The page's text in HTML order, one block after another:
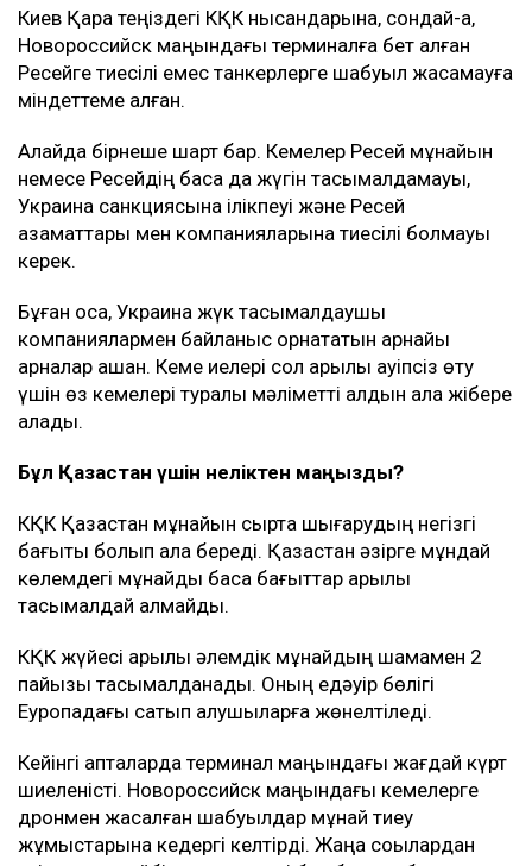
Иран Ормуз бұғазын ашу үшін АҚШ-қа бірқатар шарт
қойды
Мән-жайы
Басылым деректеріне сүйенсек, мұндай келісім
АҚШ-тың жоғары лауазымды өкілдері мен Украина
басшылығы арасындағы келіссөздерден кейін
жасалған.
Новороссийск маңындағы терминалға бет алған
Ресейге тиесілі емес танкерлерге шабуыл жасамауға
міндеттеме алған.
Алайда бірнеше шарт бар. Кемелер Ресей мұнайын
Украина санкциясына ілікпеуі және Ресей
керек.
Бұған қоса, Украина жүк тасымалдаушы
компаниялармен байланыс орнататын арнайы
үшін өз кемелері туралы мәліметті алдын ала жібере
алады.
КҚК Қазақстан мұнайын сыртқа шығарудың негізгі
бағыты болып қала береді. Қазақстан әзірге мұндай
көлемдегі мұнайды басқа бағыттар арқылы